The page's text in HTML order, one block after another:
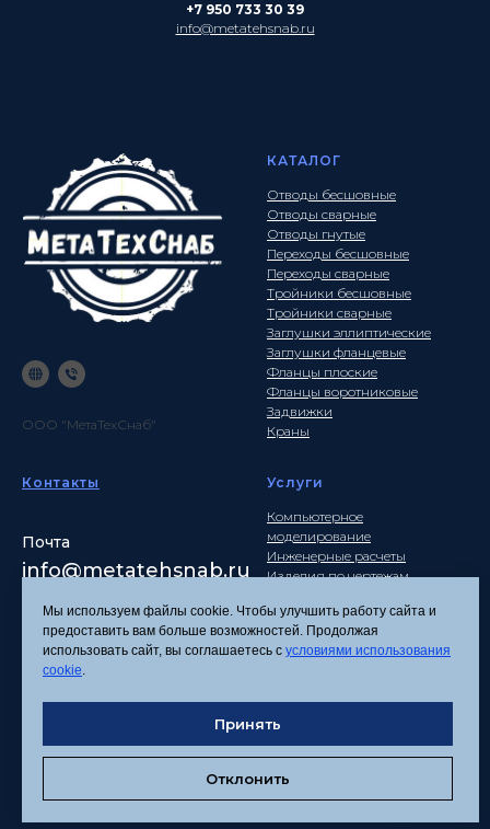
+7 950 733 30 39
info@metatehsnab.ru
ООО "МетаТехСнаб"
КАТАЛОГ
Отводы бесшовные
Отводы сварные
Отводы гнутые
Переходы бесшовные
Переходы сварные
Тройники бесшовные
Тройники сварные
Заглушки эллиптические
Заглушки фланцевые
Фланцы плоские
Фланцы воротниковые
Задвижки
Краны
Контакты
Почта
info@metatehsnab.ru
Услуги
Компьютерное
моделирование
Инженерные расчеты
Изделия по чертежам
Политика
Согласие на обработку
персональных данных
Соглашение об
Мы используем файлы cookie. Чтобы улучшить работу сайта и
предоставить вам больше возможностей. Продолжая
использовать сайт, вы соглашаетесь с условиями использования
cookie.
Принять
Отклонить